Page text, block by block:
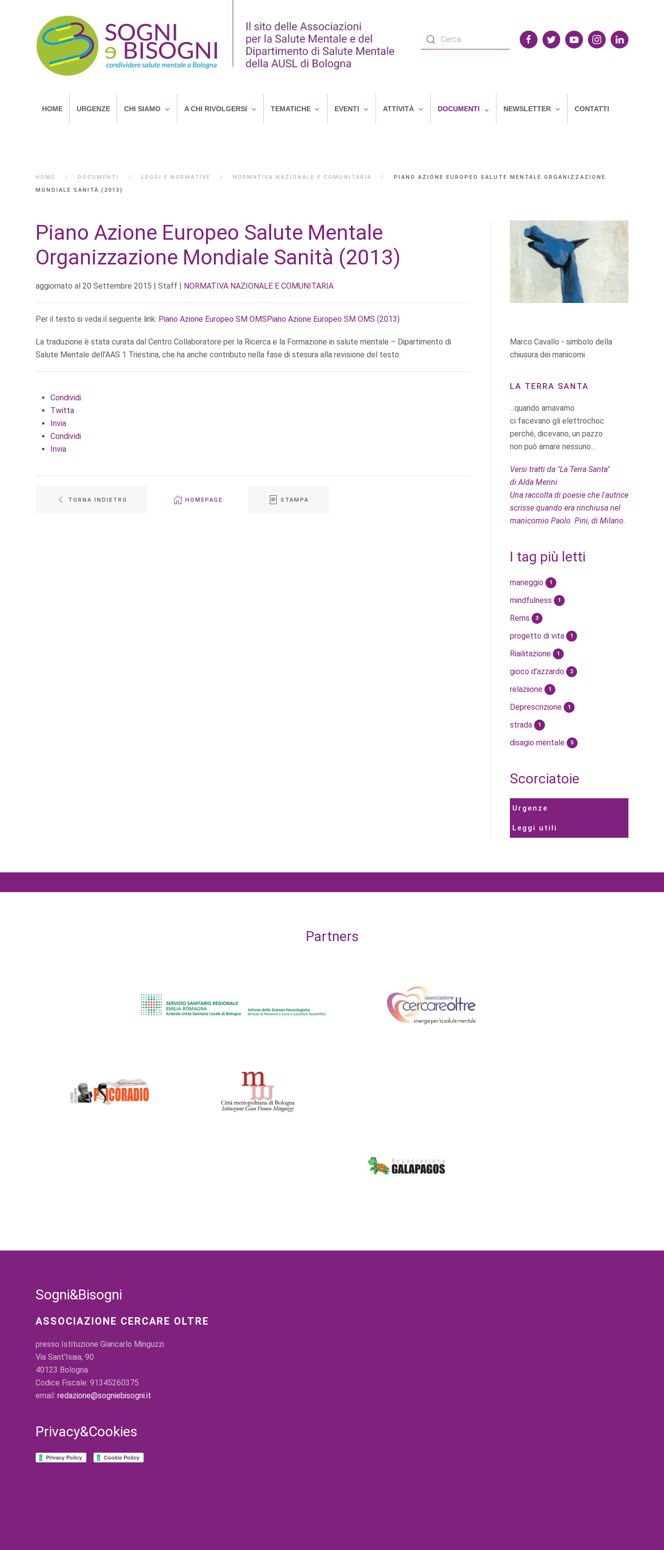
HOME URGENZE CHI SIAMO A CHI RIVOLGERSI TEMATICHE EVENTI ATTIVITÀ DOCUMENTI NEWSLETTER CONTATTI
HOME DOCUMENTI LEGGI E NORMATIVE NORMATIVA NAZIONALE E COMUNITARIA
PIANO AZIONE EUROPEO SALUTE MENTALE ORGANIZZAZIONE
MONDIALE SANITÀ (2013)
Piano Azione Europeo Salute Mentale
Organizzazione Mondiale Sanità (2013)
aggiornato al 20 Settembre 2015 | Staff | NORMATIVA NAZIONALE E COMUNITARIA
Per il testo si veda il seguente link: Piano Azione Europeo SM OMSPiano Azione Europeo SM OMS (2013)
La traduzione è stata curata dal Centro Collaboratore per la Ricerca e la Formazione in salute mentale – Dipartimento di
Salute Mentale dell’AAS 1 Triestina, che ha anche contributo nella fase di stesura alla revisione del testo.
Condividi
Twitta
Invia
Condividi
Invia
TORNA INDIETRO HOMEPAGE STAMPA
Marco Cavallo - simbolo della
chiusura dei manicomi
LA TERRA SANTA
...quando amavamo
ci facevano gli elettrochoc
perché, dicevano, un pazzo
non può amare nessuno...
Versi tratti da "La Terra Santa"
di Alda Merini
Una raccolta di poesie che l'autrice
scrisse quando era rinchiusa nel
manicomio Paolo Pini, di Milano.
I tag più letti
maneggio 1
mindfulness 1
Rems 3
progetto di vita 1
Riailitazione 1
gioco d’azzardo 2
relaziione 1
Deprescrizione 1
strada 1
disagio mentale 5
Scorciatoie
Urgenze
Leggi utili
Partners
Sogni&Bisogni
ASSOCIAZIONE CERCARE OLTRE
presso Istituzione Giancarlo Minguzzi
Via Sant'Isaia, 90
40123 Bologna
Codice Fiscale: 91345260375
email: redazione@sogniebisogni.it
Privacy&Cookies